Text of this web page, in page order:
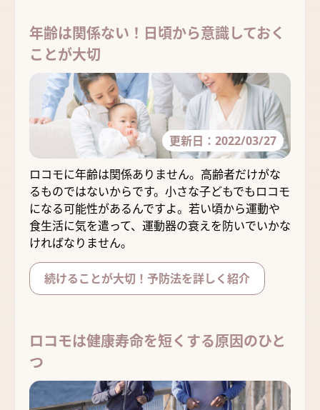
年齢は関係ない！日頃から意識しておく
ことが大切
更新日： 2022/03/27
ロコモに年齢は関係ありません。高齢者だけがな
るものではないからです。小さな子どもでもロコモ
になる可能性があるんですよ。若い頃から運動や
食生活に気を遣って、運動器の衰えを防いでいかな
ければなりません。
続けることが大切！予防法を詳しく紹介
ロコモは健康寿命を短くする原因のひと
つ